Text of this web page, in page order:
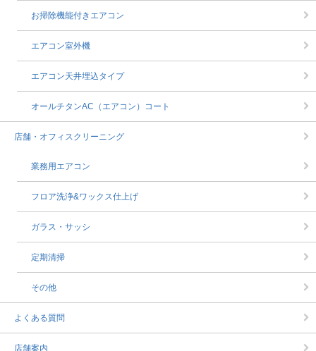
お掃除機能付きエアコン
エアコン室外機
エアコン天井埋込タイプ
オールチタンAC（エアコン）コート
店舗・オフィスクリーニング
業務用エアコン
フロア洗浄&ワックス仕上げ
ガラス・サッシ
定期清掃
その他
よくある質問
店舗案内